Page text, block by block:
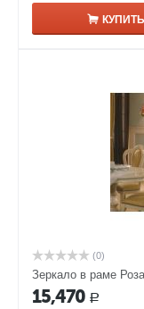
КУПИТЬ
(0)
Зеркало в раме
15,470 Р